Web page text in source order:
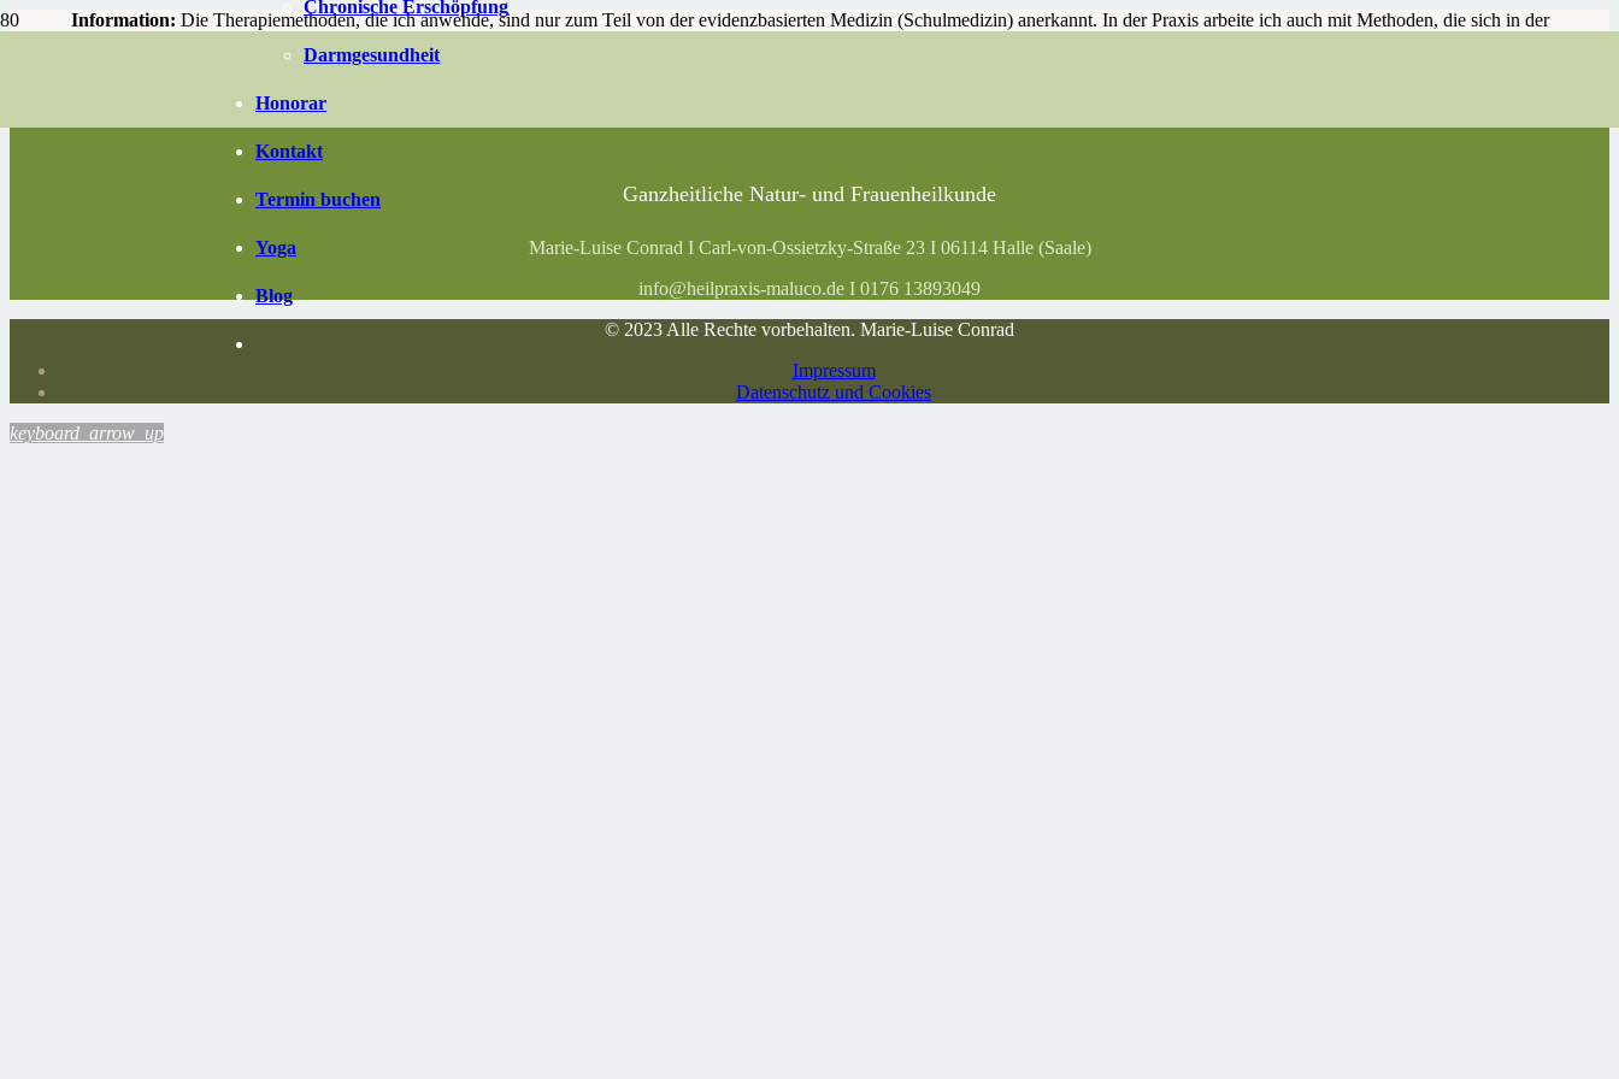
Chronische Erschöpfung
Darmgesundheit
Honorar
Kontakt
Termin buchen
Yoga
Blog
Information: Die Therapiemethoden, die ich anwende, sind nur zum Teil von der evidenzbasierten Medizin (Schulmedizin) anerkannt. In der Praxis arbeite ich auch mit Methoden, die sich in der
Ganzheitliche Natur- und Frauenheilkunde
Marie-Luise Conrad I Carl-von-Ossietzky-Straße 23 I 06114 Halle (Saale)
info@heilpraxis-maluco.de I 0176 13893049
© 2023 Alle Rechte vorbehalten. Marie-Luise Conrad
Impressum
Datenschutz und Cookies
keyboard_arrow_up